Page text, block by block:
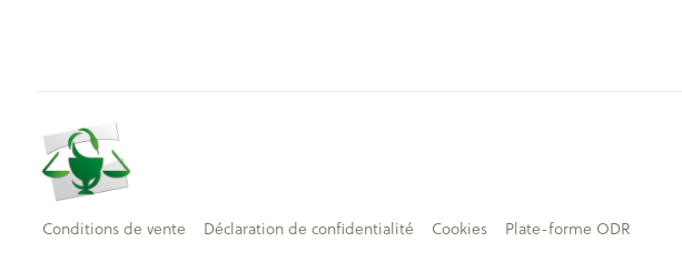
Conditions de vente Déclaration de confidentialité Cookies Plate-forme ODR